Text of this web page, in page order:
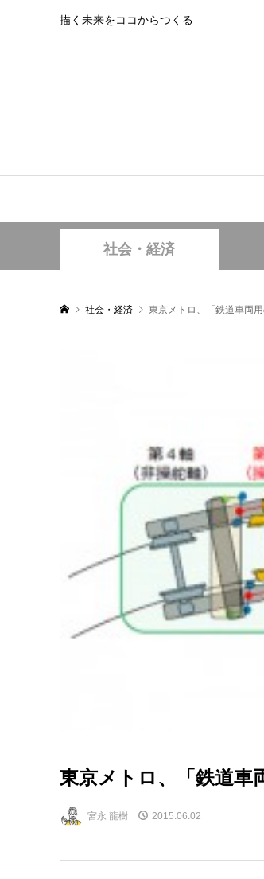
描く未来をココからつくる
社会・経済
社会・経済 東京メトロ、「鉄道車両
東京メトロ、「鉄道車
宮永 龍樹 2015.06.02